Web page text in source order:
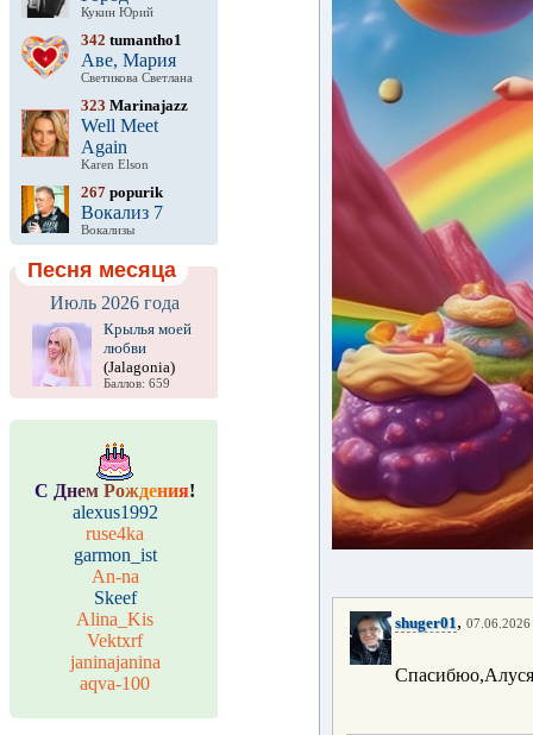
Кукин Юрий
342 tumantho1
Аве, Мария
Светикова Светлана
323 Marinajazz
Well Meet
Again
Karen Elson
267 popurik
Вокализ 7
Вокализы
Песня месяца
Июль 2026 года
Крылья моей
любви
(Jalagonia)
Баллов: 659
С Днем Рождения!
alexus1992
ruse4ka
garmon_ist
An-na
Skeef
Alina_Kis
Vektxrf
janinajanina
aqva-100
shuger01, 07.06.2026